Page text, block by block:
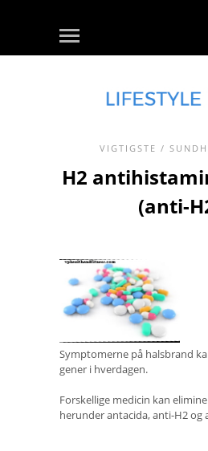
VIGTIGSTE /
H2
(anti-
Symptomerne på halsbrand
gener i hverdagen.
Forskellige medicin kan
herunder antacida, anti-H2 og